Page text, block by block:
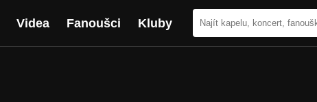
Videa Fanoušci Kluby